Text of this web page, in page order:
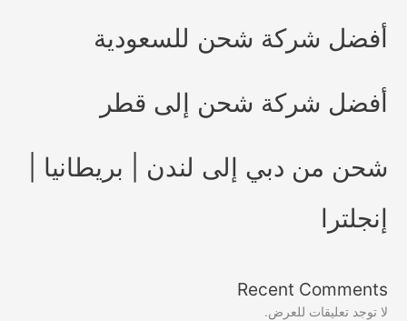
أفضل شركة شحن للسعودية
أفضل شركة شحن إلى قطر
شحن من دبي إلى لندن | بريطانيا |
إنجلترا
Recent Comments
لا توجد تعليقات للعرض.